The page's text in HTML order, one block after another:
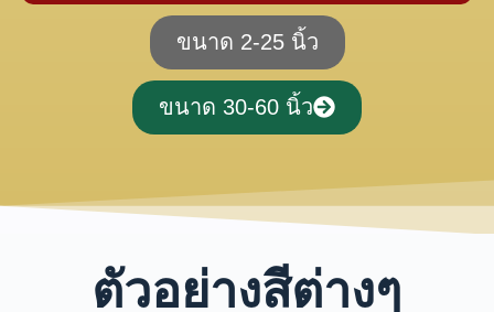
ขนาด 2-25 นิ้ว
ขนาด 30-60 นิ้ว
ตัวอย่างสีต่างๆ